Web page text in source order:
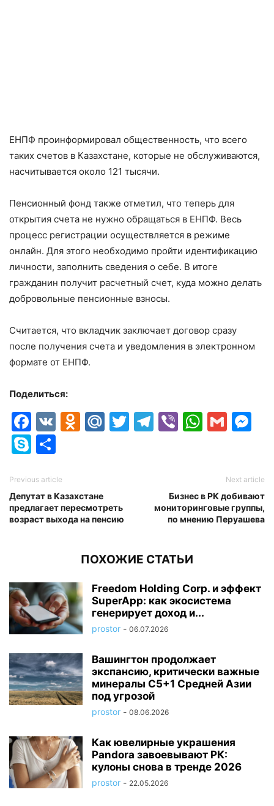
ЕНПФ проинформировал общественность, что всего
таких счетов в Казахстане, которые не обслуживаются,
насчитывается около 121 тысячи.
Пенсионный фонд также отметил, что теперь для
открытия счета не нужно обращаться в ЕНПФ. Весь
процесс регистрации осуществляется в режиме
онлайн. Для этого необходимо пройти идентификацию
личности, заполнить сведения о себе. В итоге
гражданин получит расчетный счет, куда можно делать
добровольные пенсионные взносы.
Считается, что вкладчик заключает договор сразу
после получения счета и уведомления в электронном
формате от ЕНПФ.
Поделиться:
Facebook
VK Odnoklassniki
Mail.Ru
Twitter
Telegram
Viber
Skype
Previous article
Депутат в Казахстане
предлагает пересмотреть
возраст выхода на пенсию
Next article
Бизнес в РК добивают
мониторинговые группы,
по мнению Перуашева
ПОХОЖИЕ СТАТЬИ
Freedom Holding Corp. и эффект
SuperApp: как экосистема
генерирует доход и...
prostor - 06.07.2026
Вашингтон продолжает
экспансию, критически важные
минералы C5+1 Средней Азии
под угрозой
prostor - 08.06.2026
Как ювелирные украшения
Pandora завоевывают РК:
кулоны снова в тренде 2026
prostor - 22.05.2026